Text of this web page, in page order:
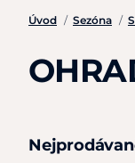
Úvod / Sezóna /